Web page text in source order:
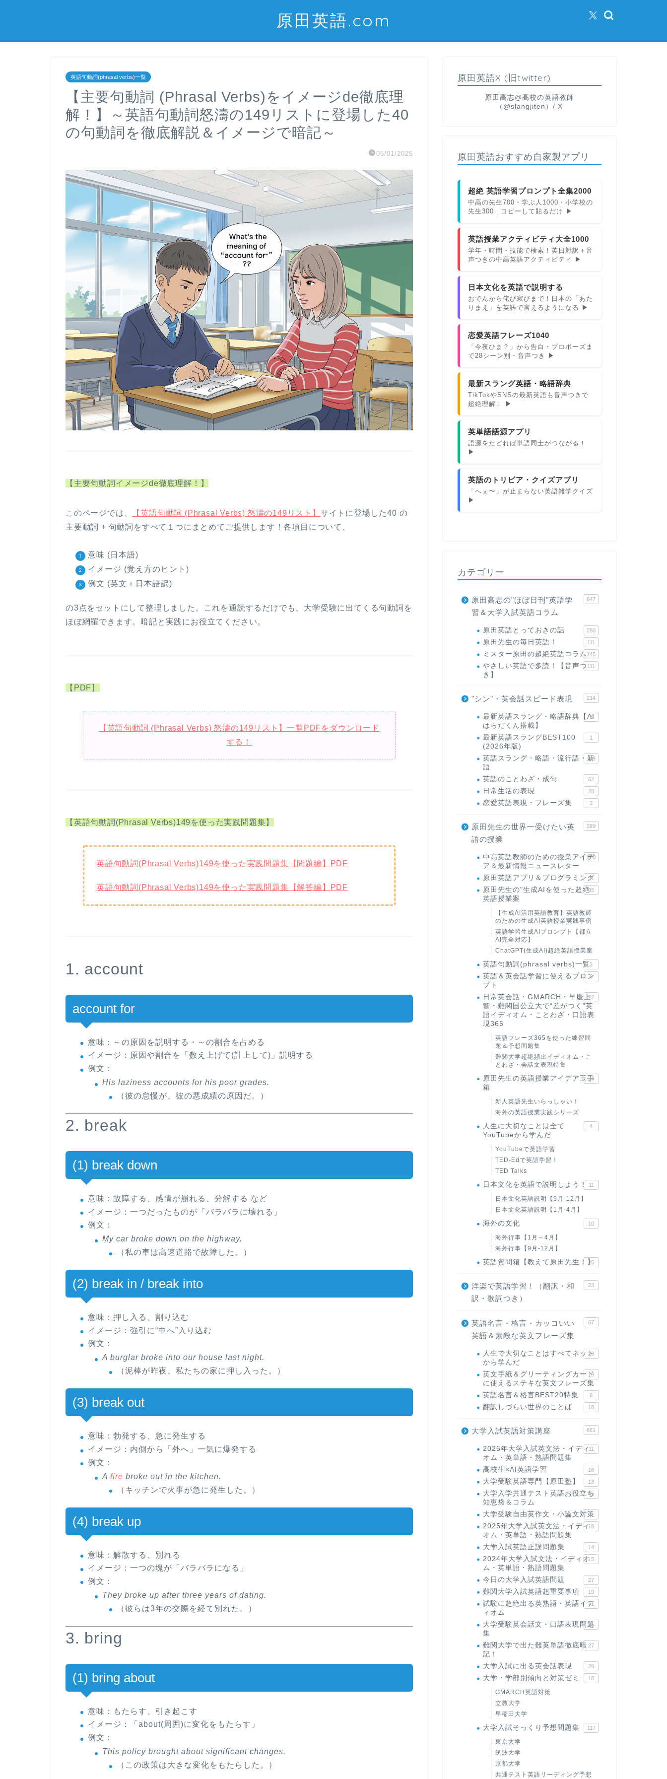
原田英語.com
英語句動詞(phrasal verbs)一覧
【主要句動詞 (Phrasal Verbs)をイメージde徹底理
解！】～英語句動詞怒濤の149リストに登場した40
の句動詞を徹底解説＆イメージで暗記～
05/01/2025
【主要句動詞イメージde徹底理解！】
このページでは、 【英語句動詞 (Phrasal Verbs) 怒濤の149リスト】 サイトに登場した40 の
主要動詞 + 句動詞をすべて１つにまとめてご提供します！各項目について、
意味 (日本語)
イメージ (覚え方のヒント)
例文 (英文＋日本語訳)
の3点をセットにして整理しました。これを通読するだけでも、大学受験に出てくる句動詞を
ほぼ網羅できます。暗記と実践にお役立てください。
【PDF】
【英語句動詞 (Phrasal Verbs) 怒濤の149リスト】一覧PDFをダウンロード
する！
【英語句動詞(Phrasal Verbs)149を使った実践問題集】
英語句動詞(Phrasal Verbs)149を使った実践問題集【問題編】PDF
英語句動詞(Phrasal Verbs)149を使った実践問題集【解答編】PDF
1. account
account for
意味 ：～の原因を説明する・～の割合を占める
イメージ ：原因や割合を「数え上げて(計上して)」説明する
例文 ：
His laziness accounts for his poor grades.
（彼の怠慢が、彼の悪成績の原因だ。）
2. break
(1) break down
意味 ：故障する、感情が崩れる、分解する など
イメージ ：一つだったものが「バラバラに壊れる」
例文 ：
My car broke down on the highway.
（私の車は高速道路で故障した。）
(2) break in / break into
意味 ：押し入る、割り込む
イメージ ：強引に“中へ”入り込む
例文 ：
A burglar broke into our house last night.
（泥棒が昨夜、私たちの家に押し入った。）
(3) break out
意味 ：勃発する、急に発生する
イメージ ：内側から「外へ」一気に爆発する
例文 ：
A fire broke out in the kitchen.
（キッチンで火事が急に発生した。）
(4) break up
意味 ：解散する、別れる
イメージ ：一つの塊が「バラバラになる」
例文 ：
They broke up after three years of dating.
（彼らは3年の交際を経て別れた。）
3. bring
(1) bring about
意味 ：もたらす、引き起こす
イメージ ：「about(周囲)に変化をもたらす」
例文 ：
This policy brought about significant changes.
（この政策は大きな変化をもたらした。）
原田英語X (旧twitter)
原田高志@高校の英語教師
（@slangjiten）/ X
原田英語おすすめ自家製アプリ
超絶 英語学習プロンプト全集2000
中高の先生700・学ぶ人1000・小学校の
先生300｜コピーして貼るだけ ▶
英語授業アクティビティ大全1000
学年・時間・技能で検索！英日対訳＋音
声つきの中高英語アクティビティ ▶
日本文化を英語で説明する
おでんから侘び寂びまで！日本の「あた
りまえ」を英語で言えるようになる ▶
恋愛英語フレーズ1040
「今夜ひま？」から告白・プロポーズま
で28シーン別・音声つき ▶
最新スラング英語・略語辞典
TikTokやSNSの最新英語も音声つきで
超絶理解！ ▶
英単語語源アプリ
語源をたどれば単語同士がつながる！
▶
英語のトリビア・クイズアプリ
「へぇ〜」が止まらない英語雑学クイズ
▶
カテゴリー
原田高志の"ほぼ日刊"英語学
習＆大学入試英語コラム
647
原田英語とっておきの話 280
原田先生の毎日英語！ 111
ミスター原田の超絶英語コラム145
やさしい英語で多読！【音声つ
き】
111
"シン"・英会話スピード表現 214
最新英語スラング・略語辞典【AI
はらだくん搭載】
1
最新英語スラングBEST100
(2026年版)
1
英語スラング・略語・流行語・新
語
119
英語のことわざ・成句 62
日常生活の表現 28
恋愛英語表現・フレーズ集 3
原田先生の世界一受けたい英
語の授業
399
中高英語教師のための授業アイデ
ア＆最新情報ニュースレター
170
原田英語アプリ＆プログラミング
31
原田先生の"生成AIを使った超絶
英語授業案
95
【生成AI活用英語教育】英語教師
のための生成AI英語授業実践事例
英語学習生成AIプロンプト【都立
AI完全対応】
ChatGPT(生成AI)超絶英語授業案
英語句動詞(phrasal verbs)一覧3
英語＆英会話学習に使えるプロン
プト
6
日常英会話・GMARCH・早慶上
智・難関国公立大で“差がつく”英
語イディオム・ことわざ・口語表
現365
22
英語フレーズ365を使った練習問
題＆予想問題集
難関大学超絶頻出イディオム・こ
とわざ・会話文表現特集
原田先生の英語授業アイデア玉手
箱
24
新人英語先生いらっしゃい！
海外の英語授業実践シリーズ
人生に大切なことは全て
YouTubeから学んだ
4
YouTubeで英語学習
TED-Edで英語学習！
TED Talks
日本文化を英語で説明しよう！ 11
日本文化英語説明【9月-12月】
日本文化英語説明【1月-4月】
海外の文化 10
海外行事【1月～4月】
海外行事【9月-12月】
英語質問箱【教えて原田先生！】
25
洋楽で英語学習！（翻訳・和
訳・歌詞つき）
23
英語名言・格言・カッコいい
英語＆素敵な英文フレーズ集
67
人生で大切なことはすべてネット
から学んだ
23
英文手紙＆グリーティングカード
に使えるステキな英文フレーズ集
19
英語名言＆格言BEST20特集 6
翻訳しづらい世界のことば 18
大学入試英語対策講座 661
2026年大学入試英文法・イディ
オム・英単語・熟語問題集
11
高校生×AI英語学習 16
大学受験英語専門【原田塾】 13
大学入学共通テスト英語お役立ち
知恵袋＆コラム
45
大学受験自由英作文・小論文対策
8
2025年大学入試英文法・イディ
オム・英単語・熟語問題集
18
大学入試英語正誤問題集 14
2024年大学入試文法・イディオ
ム・英単語・熟語問題集
15
今日の大学入試英語問題 27
難関大学入試英語超重要事項 19
試験に超絶出る英熟語・英語イデ
ィオム
71
大学受験英会話文・口語表現問題
集
35
難関大学で出た難英単語徹底暗
記！
27
大学入試に出る英会話表現 29
大学・学部別傾向と対策ゼミ 18
GMARCH英語対策
立教大学
早稲田大学
大学入試そっくり予想問題集 117
東京大学
筑波大学
京都大学
共通テスト英語リーディング予想